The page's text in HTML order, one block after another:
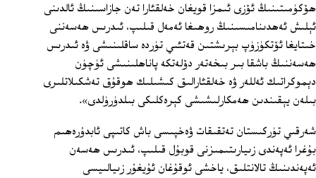
ھۆكۈمىتىنىڭ ئۆزى ئىمزا قويغان خەلقئارا تەن جازاسىنىڭ ئالدىنى
ئېلىش ئەھدىنامىسىنىڭ روھىغا ئەمەل قىلىپ، ئىدرىس ھەسەننى
خىتايغا ئۆتكۈزۈپ بېرىشتىن قەتئىي تۈردە ساقلىنىشى ۋە ئىدرىس
ھەسەننىڭ باشقا بىر بىخەتەر دۆلەتكە پاناھلىنىشى ئۈچۈن
دېموكراتىك ئەللەر ۋە خەلقئارالىق كىشىلىك ھوقۇق تەشكىلاتلىرى
بىلەن يېقىندىن ھەمكارلىشىشى كېرەكلىكى بىلدۈرۈلدى».
شەرقىي تۈركىستان تەتقىقات ۋەخپىسى باش كاتىپى ئابدۇرەھىم
بۇغرا ئەپەندى زىيارىتىمىزنى قوبۇل قىلىپ، ئىدرىس ھەسەن
ئەپەندىنىڭ تالانتلىق، ياخشى ئوقۇغان ئۇيغۇر زىيالىيسى